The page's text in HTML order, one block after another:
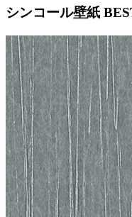
シンコール壁紙